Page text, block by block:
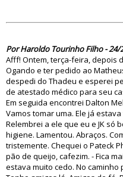
Por Haroldo Tourinho Filho - 24/
Afff! Ontem, terça-feira, depois
Ogando e ter pedido ao
despedi do Thadeu e esperei
de atestado médico para seu
Em seguida encontrei Dalton
Vamos tomar uma. Ele já
Relembrei a ele que eu e JK só
higiene. Lamentou. Abraços.
tristemente. Chequei o Pateck
pão de queijo, cafezim. - Fica
estava muito cedo. No